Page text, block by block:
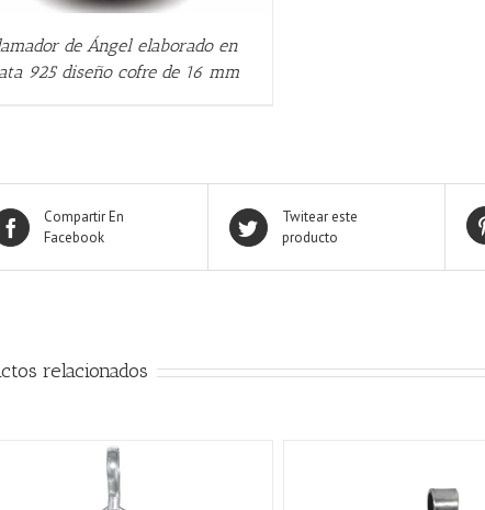
de Ángel elaborado en
925 diseño cofre de 16 mm
Compartir En
Facebook
Twitear este
producto
relacionados